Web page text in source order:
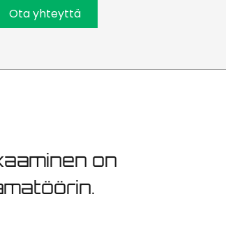
Ota yhteyttäViimsi
on